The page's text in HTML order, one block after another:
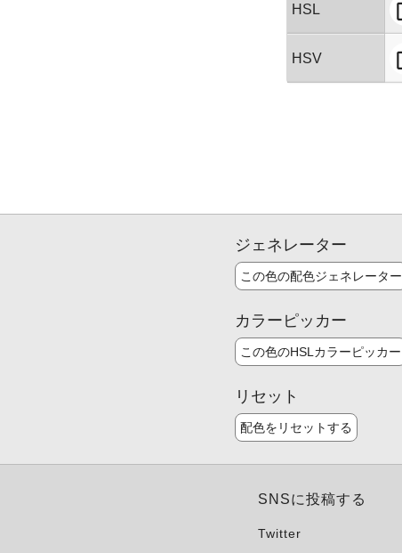
HSL
HSV
ジェネレーター
この色の配色ジェネレーター
カラーピッカー
この色のHSLカラーピッカー
リセット
配色をリセットする
SNSに投稿する
Twitter